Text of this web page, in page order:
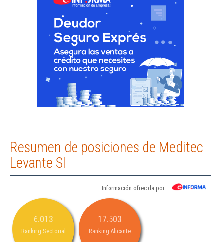
Resumen de posiciones de Meditec
Levante Sl
Información ofrecida por
6.013
Ranking Sectorial
17.503
Ranking Alicante